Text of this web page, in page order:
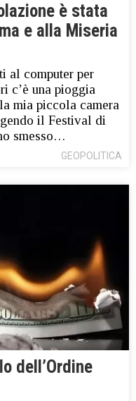
è stata
e alla Miseria
al computer per
c’è una pioggia
mia piccola camera
il Festival di
smesso…
GEOPOLITICA
dell’Ordine